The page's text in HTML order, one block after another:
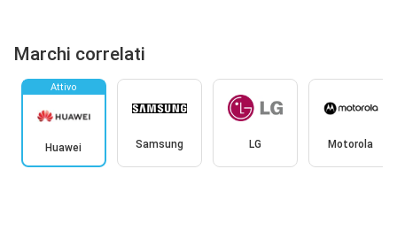
Marchi correlati
Attivo
Huawei Samsung LG Motorola